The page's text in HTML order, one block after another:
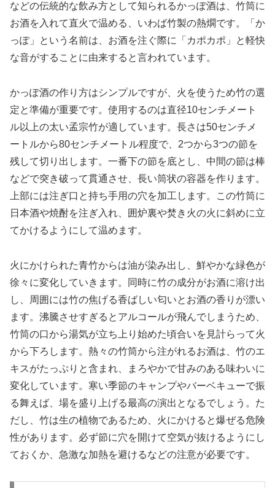
などの伝統的な飲み方として知られるかっぽ酒は、竹筒に
お酒を入れて直火で温める、いわば竹製の熱燗です。「か
っぽ」という名前は、お酒を注ぐ際に「カポカポ」と軽快
な音がすることに由来すると言われています。
かっぽ酒の作り方はシンプルですが、火を使うため竹の選
定と準備が重要です。使用するのは直径10センチメート
ル以上の太い孟宗竹が適しています。長さは50センチメ
ートルから80センチメートル程度で、2つから3つの節を
残して切り出します。一番下の節を底とし、中間の節は棒
などで突き破って貫通させ、長い筒状の容器を作ります。
上部には注ぎ口と持ち手用の穴を加工します。この竹筒に
日本酒や焼酎を注ぎ入れ、囲炉裏や焚き火の火に斜めに立
てかけるようにして温めます。
火にかけられた青竹からは油が染み出し、鮮やかな緑色が
徐々に変化していきます。同時に竹の成分がお酒に溶け出
し、周囲には竹の焦げる香ばしい匂いとお酒の香りが漂い
ます。沸騰させすぎるとアルコールが飛んでしまうため、
竹筒の口から湯気が立ち上り始めた頃合いを見計らって火
から下ろします。熱々の竹筒から注がれるお酒は、竹のエ
キスがたっぷりと含まれ、まろやかで甘みのある味わいに
変化しています。寒い季節のキャンプやバーベキューで振
る舞えば、場を盛り上げる最高の演出となるでしょう。た
だし、竹は生の植物であるため、火にかけると爆ぜる危険
性があります。必ず節に穴を開けて空気が抜けるようにし
ておくか、急激な加熱を避けるなどの注意が必要です。